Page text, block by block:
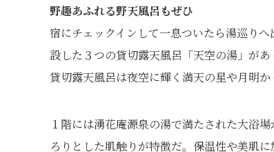
野趣あふれる野天風呂もぜひ
宿にチェックインして一息ついたら湯巡り
設した３つの貸切露天風呂「天空の湯」が
貸切露天風呂は夜空に輝く満天の星や月明
１階には湧花庵源泉の湯で満たされた大浴
ろりとした肌触りが特徴だ。保温性や美肌